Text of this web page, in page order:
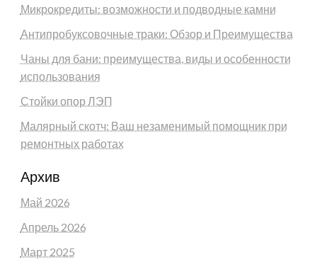
Микрокредиты: возможности и подводные камни
Антипробуксовочные траки: Обзор и Преимущества
Чаны для бани: преимущества, виды и особенности
использования
Стойки опор ЛЭП
Малярный скотч: Ваш незаменимый помощник при
ремонтных работах
Архив
Май 2026
Апрель 2026
Март 2025